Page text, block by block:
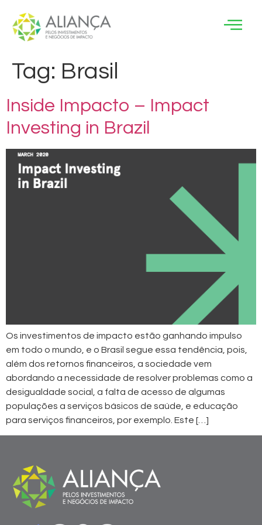
Tag: Brasil
Inside Impacto – Impact
Investing in Brazil
Os investimentos de impacto estão ganhando impulso
em todo o mundo, e o Brasil segue essa tendência, pois,
além dos retornos financeiros, a sociedade vem
abordando a necessidade de resolver problemas como a
desigualdade social, a falta de acesso de algumas
populações a serviços básicos de saúde, e educação
para serviços financeiros, por exemplo. Este […]